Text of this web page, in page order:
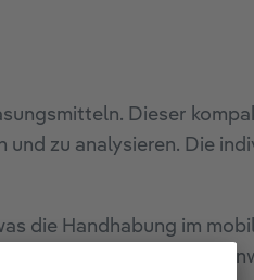
Dieser
zu analysieren. Die
die Handhabung im
sich für professionelle